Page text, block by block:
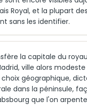
Royal, et la plupart
sans les identifier.
la capitale du
ville alors modeste
géographique,
dans la péninsule,
que l'on